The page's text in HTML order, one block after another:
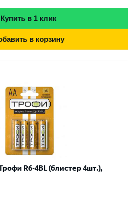
Купить в 1 клик
в корзину
R6-4BL (блистер 4шт.),